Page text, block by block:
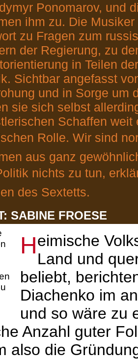
Ponomarov, und
ihm zu. Die
zu Fragen zum
der Regierung, zu
in Teilen
Sichtbar angefasst
und in Sorge um
sie sich selbst
Schaffen weit
Rolle. Wir sind
aus ganz
nichts zu tun,
des Sextetts.
SABINE FROESE
Heimische Volksmusik sei im ganzen
Land und
beliebt,
Diachenko im
und so wäre zu
Anzahl guter
also die